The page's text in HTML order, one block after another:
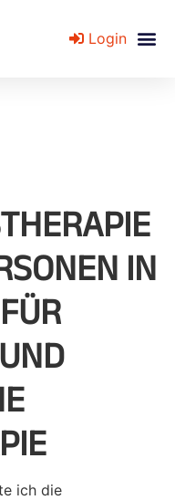
Login
IN
ich die